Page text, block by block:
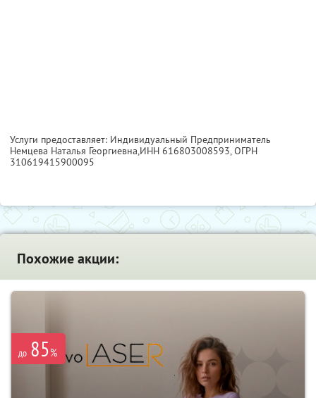
Услуги предоставляет: Индивидуальный Предприниматель
Немцева Наталья Георгиевна,ИНН 616803008593, ОГРН
310619415900095
Похожие акции:
до 85%